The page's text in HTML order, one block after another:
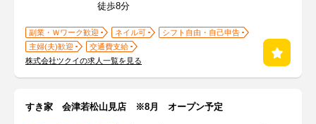
徒歩8分
副業・Ｗワーク歓迎 ネイル可
シフト自由・自己申告
主婦(夫)歓迎
交通費支給
株式会社ツクイの求人一覧を見る
すき家 会津若松山見店 ※8月 オープン予定